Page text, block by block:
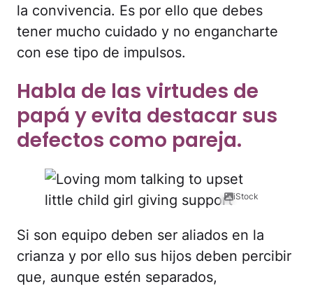
la convivencia. Es por ello que debes
tener mucho cuidado y no engancharte
con ese tipo de impulsos.
Habla de las virtudes de
papá y evita destacar sus
defectos como pareja.
iStock
Si son equipo deben ser aliados en la
crianza y por ello sus hijos deben percibir
que, aunque estén separados,